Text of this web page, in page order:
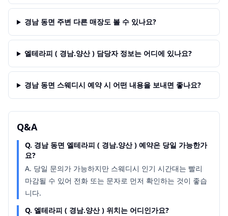
경남 동면 주변 다른 매장도 볼 수 있나요?
엘테라피 ( 경남.양산 ) 담당자 정보는 어디에 있나요?
경남 동면 스웨디시 예약 시 어떤 내용을 보내면 좋나요?
Q&A
Q. 경남 동면 엘테라피 ( 경남.양산 ) 예약은 당일 가능한가
요?
A. 당일 문의가 가능하지만 스웨디시 인기 시간대는 빨리
마감될 수 있어 전화 또는 문자로 먼저 확인하는 것이 좋습
니다.
Q. 엘테라피 ( 경남.양산 ) 위치는 어디인가요?